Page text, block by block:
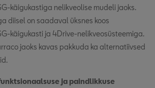
käigukastiga nelikveolise mudeli jaoks.
diisel on saadaval üksnes koos
käigukasti ja 4Drive-nelikveosüsteemiga.
jaoks kavas pakkuda ka alternatiivsed
funktsionaalsuse ja paindlikkuse